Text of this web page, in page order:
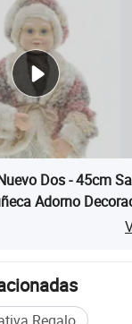
Dos - 45cm
Adorno
Regalo